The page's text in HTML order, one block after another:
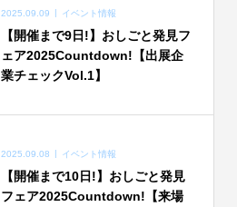
2025.09.09 イベント情報
【開催まで9日!】おしごと発見フ
ェア2025Countdown!【出展企
業チェックVol.1】
2025.09.08 イベント情報
【開催まで10日!】おしごと発見
フェア2025Countdown!【来場